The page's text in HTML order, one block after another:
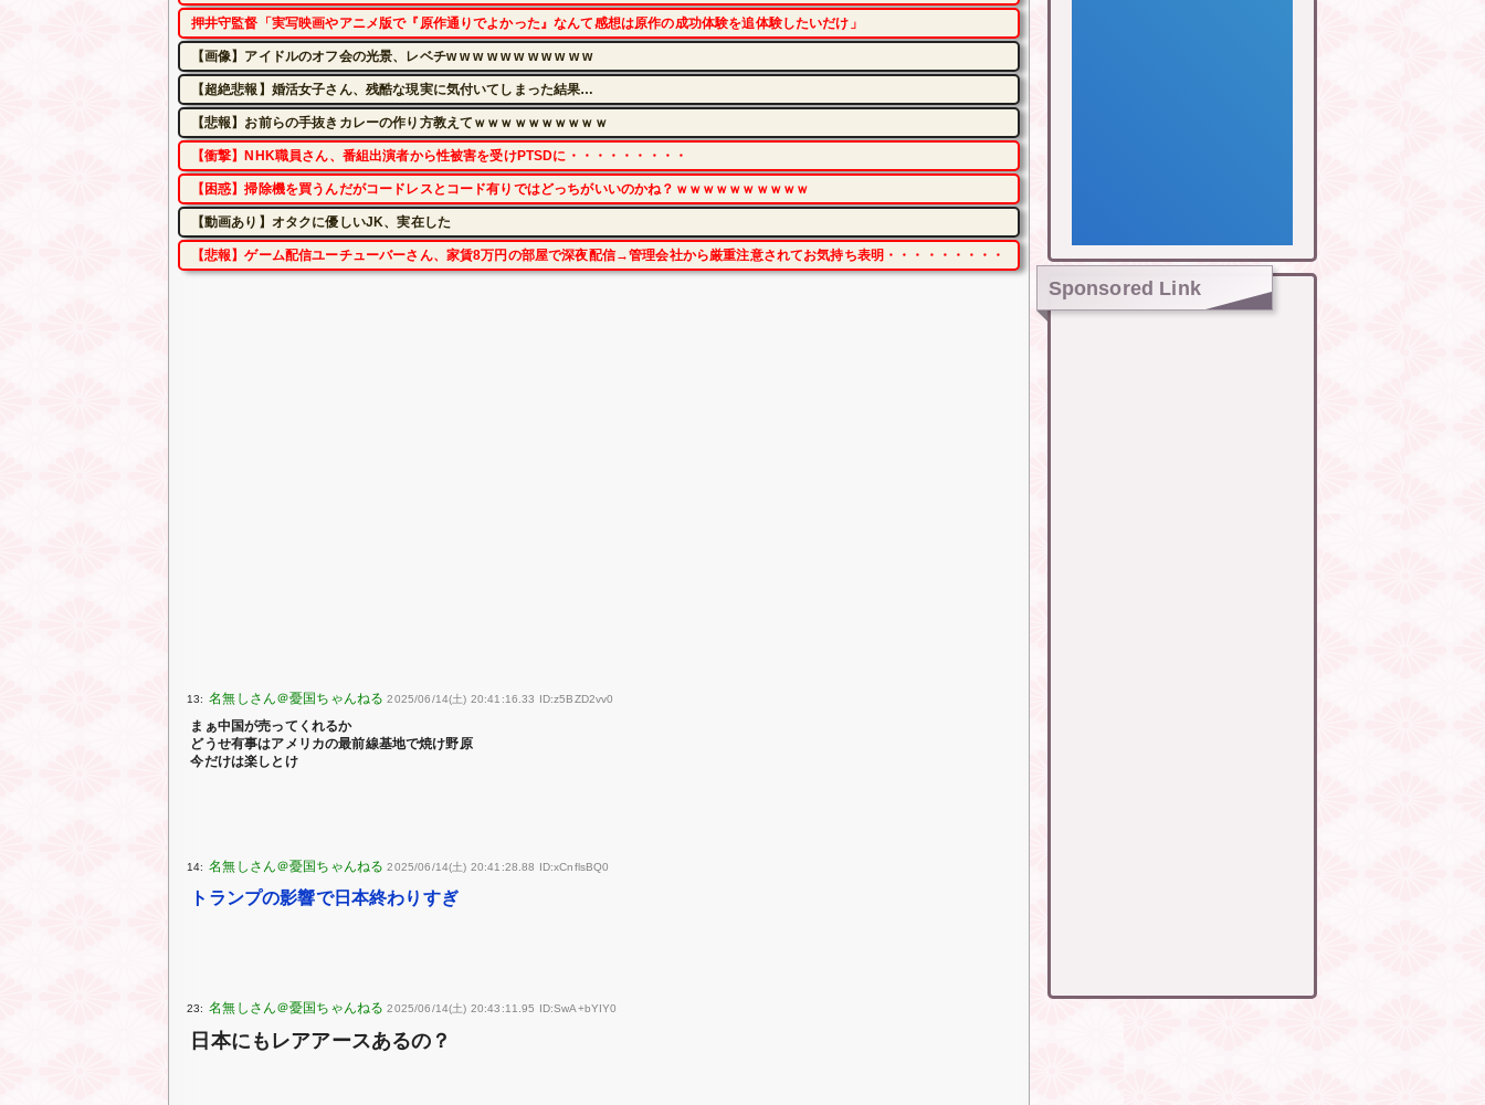
押井守監督「実写映画やアニメ版で『原作通りでよかった』なんて感想は原作の成功体験を追体験したいだけ」
【画像】アイドルのオフ会の光景、レベチw w w w w w w w w w w
【超絶悲報】婚活女子さん、残酷な現実に気付いてしまった結果…
【悲報】お前らの手抜きカレーの作り方教えてｗｗｗｗｗｗｗｗｗｗ
【衝撃】NHK職員さん、番組出演者から性被害を受けPTSDに・・・・・・・・・
【困惑】掃除機を買うんだがコードレスとコード有りではどっちがいいのかね？ｗｗｗｗｗｗｗｗｗｗ
【動画あり】オタクに優しいJK、実在した
【悲報】ゲーム配信ユーチューバーさん、家賃8万円の部屋で深夜配信→管理会社から厳重注意されてお気持ち表明・・・・・・・・・
13: 2025/06/14(土) 20:41:16.33 ID:z5BZD2vv0
まぁ中国が売ってくれるか
どうせ有事はアメリカの最前線基地で焼け野原
今だけは楽しとけ
14: 2025/06/14(土) 20:41:28.88 ID:xCnflsBQ0
トランプの影響で日本終わりすぎ
23: 2025/06/14(土) 20:43:11.95 ID:SwA+bYIY0
日本にもレアアースあるの？
Sponsored Link